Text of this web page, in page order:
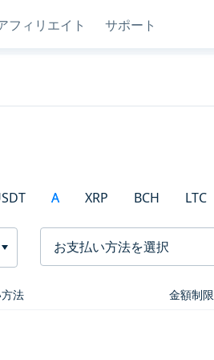
フィリエイト サポート
A XRP BCH LTC
お支払い方法を選択
法 金額制限